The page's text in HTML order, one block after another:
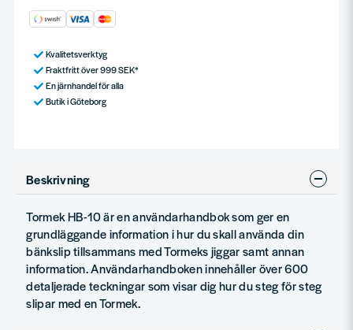
Kvalitetsverktyg
Fraktfritt över 999 SEK*
En järnhandel för alla
Butik i Göteborg
Beskrivning
Tormek HB-10 är en användarhandbok som ger en
grundläggande information i hur du skall använda din
bänkslip tillsammans med Tormeks jiggar samt annan
information. Användarhandboken innehåller över 600
detaljerade teckningar som visar dig hur du steg för steg
slipar med en Tormek.